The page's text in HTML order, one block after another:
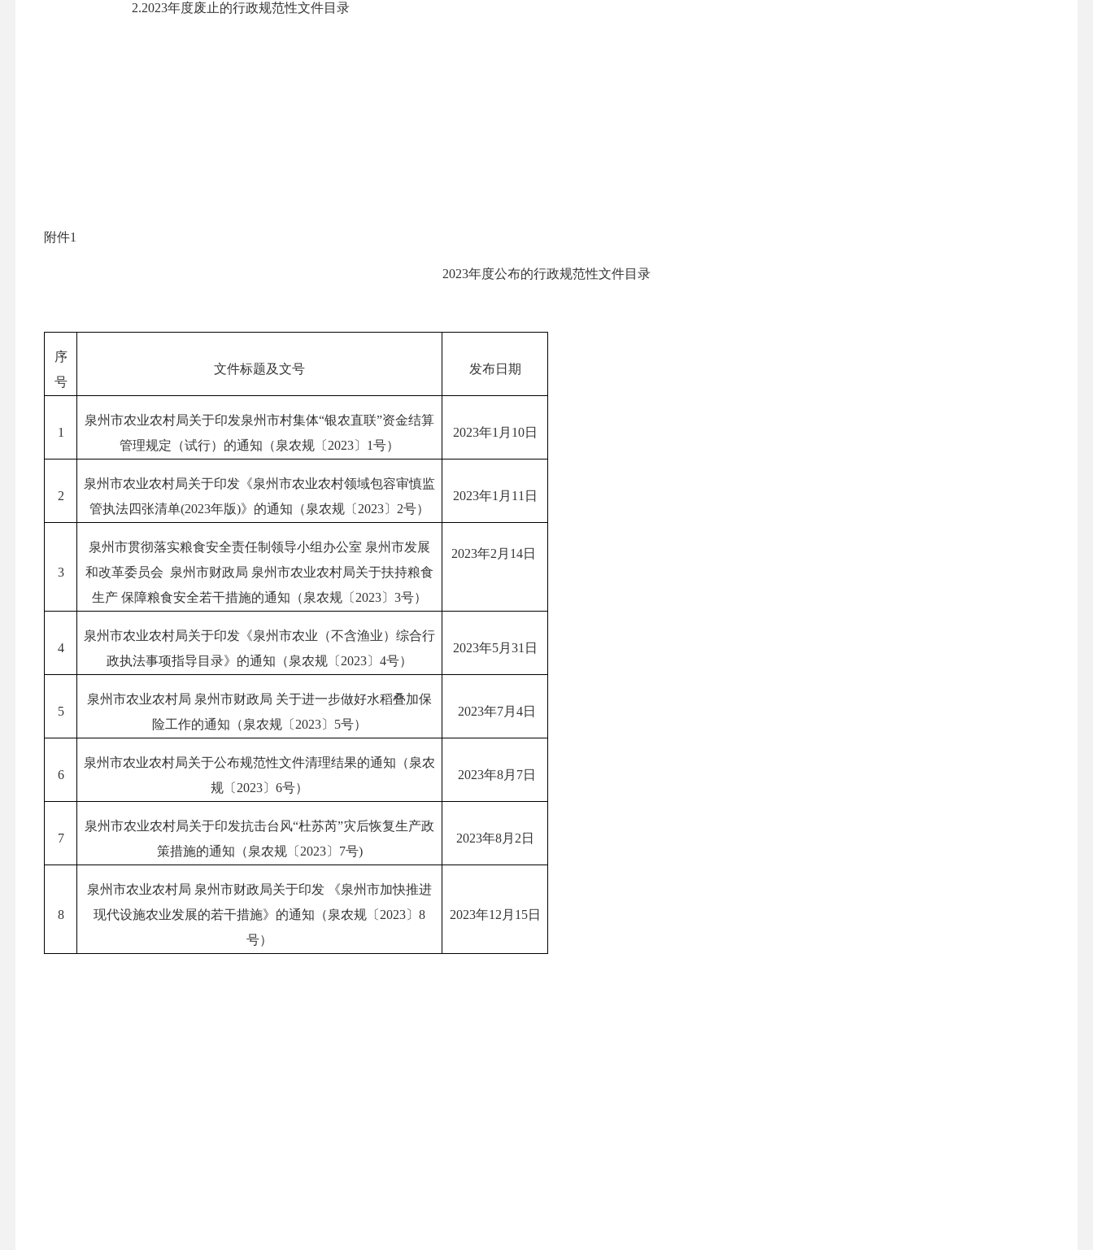
2.2023年度废止的行政规范性文件目录
附件1
2023年度公布的行政规范性文件目录
序
号
文件标题及文号 发布日期
1
泉州市农业农村局关于印发泉州市村集体“银农直联”资金结算
管理规定（试行）的通知（泉农规〔2023〕1号）
2023年1月10日
2
泉州市农业农村局关于印发《泉州市农业农村领域包容审慎监
管执法四张清单(2023年版)》的通知（泉农规〔2023〕2号）
2023年1月11日
3
泉州市贯彻落实粮食安全责任制领导小组办公室 泉州市发展
和改革委员会 泉州市财政局 泉州市农业农村局关于扶持粮食
生产 保障粮食安全若干措施的通知（泉农规〔2023〕3号）
2023年2月14日
4
泉州市农业农村局关于印发《泉州市农业（不含渔业）综合行
政执法事项指导目录》的通知（泉农规〔2023〕4号）
2023年5月31日
5
泉州市农业农村局 泉州市财政局 关于进一步做好水稻叠加保
险工作的通知（泉农规〔2023〕5号）
2023年7月4日
6
泉州市农业农村局关于公布规范性文件清理结果的通知（泉农
规〔2023〕6号）
2023年8月7日
7
泉州市农业农村局关于印发抗击台风“杜苏芮”灾后恢复生产政
策措施的通知（泉农规〔2023〕7号)
2023年8月2日
8
泉州市农业农村局 泉州市财政局关于印发 《泉州市加快推进
现代设施农业发展的若干措施》的通知（泉农规〔2023〕8
号）
2023年12月15日